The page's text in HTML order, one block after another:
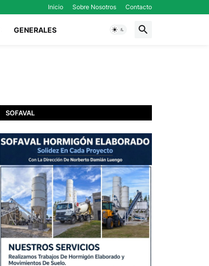
Inicio Sobre Nosotros Contacto
GENERALES
SOFAVAL